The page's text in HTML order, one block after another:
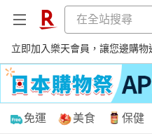
立即加入樂天會員，讓您邊購物
購物網分類
免運 美食 保健